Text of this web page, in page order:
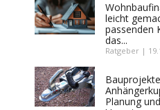
leicht
passenden
das...
Ratgeber |
Planung und